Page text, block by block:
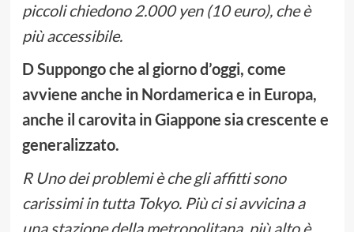
piccoli chiedono 2.000 yen (10 euro), che è
più accessibile.
D Suppongo che al giorno d’oggi, come
avviene anche in Nordamerica e in Europa,
anche il carovita in Giappone sia crescente e
generalizzato.
R Uno dei problemi è che gli affitti sono
carissimi in tutta Tokyo. Più ci si avvicina a